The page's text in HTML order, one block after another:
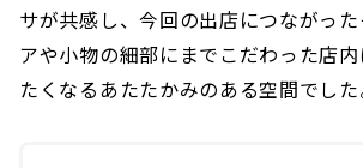
サが共感し、今回の出店につながっ
アや小物の細部にまでこだわった店
たくなるあたたかみのある空間でした